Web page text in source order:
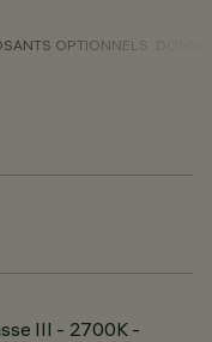
OPTIONNELS
III - 2700K -